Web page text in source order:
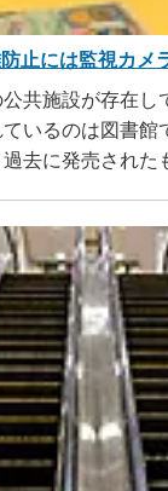
止には監視カメ
共施設が存在し
いるのは図書館
去に発売された
。読書を趣味に
たり次第に .....す